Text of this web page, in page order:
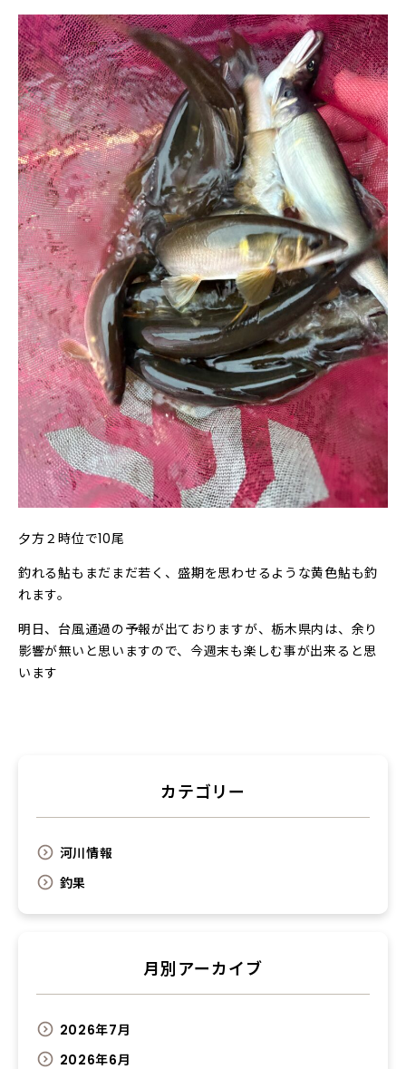
夕方２時位で10尾
釣れる鮎もまだまだ若く、盛期を思わせるような黄色鮎も釣
れます。
明日、台風通過の予報が出ておりますが、栃木県内は、余り
影響が無いと思いますので、今週末も楽しむ事が出来ると思
います
カテゴリー
河川情報
釣果
月別アーカイブ
2026年7月
2026年6月